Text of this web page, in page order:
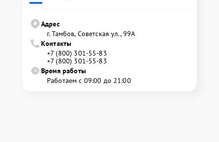
Адрес
г. Тамбов, Советская ул., 99А
Контакты
+7 (800) 301-55-83
+7 (800) 301-55-83
Время работы
Работаем с 09:00 до 21:00